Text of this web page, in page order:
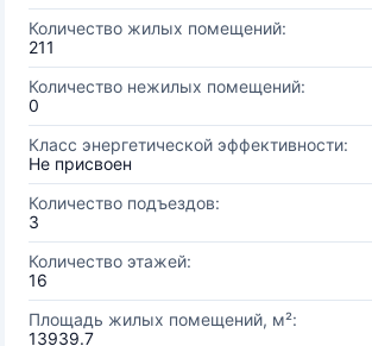
Количество жилых помещений:
211
Количество нежилых помещений:
0
Класс энергетической эффективности:
Не присвоен
Количество подъездов:
3
Количество этажей:
16
Площадь жилых помещений, м²:
13939.7